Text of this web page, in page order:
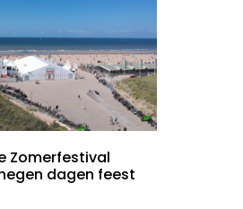
Zomerfestival
dagen feest